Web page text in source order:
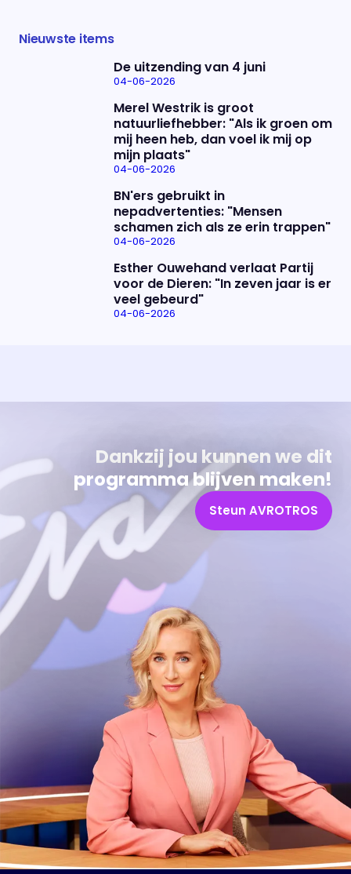
Nieuwste items
De uitzending van 4 juni
04-06-2026
Merel Westrik is groot
natuurliefhebber: "Als ik groen om
mij heen heb, dan voel ik mij op
mijn plaats"
04-06-2026
BN'ers gebruikt in
nepadvertenties: "Mensen
schamen zich als ze erin trappen"
04-06-2026
Esther Ouwehand verlaat Partij
voor de Dieren: "In zeven jaar is er
veel gebeurd"
04-06-2026
Dankzij jou kunnen we dit
programma blijven maken!
Steun AVROTROS